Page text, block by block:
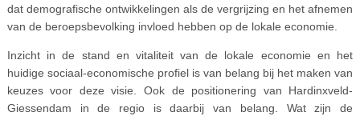
dat demografische ontwikkelingen als de vergrijzing en het afnemen
van de beroepsbevolking invloed hebben op de lokale economie.
Inzicht in de stand en vitaliteit van de lokale economie en het
huidige sociaal-economische profiel is van belang bij het maken van
keuzes voor deze visie. Ook de positionering van Hardinxveld-
Giessendam in de regio is daarbij van belang. Wat zijn de